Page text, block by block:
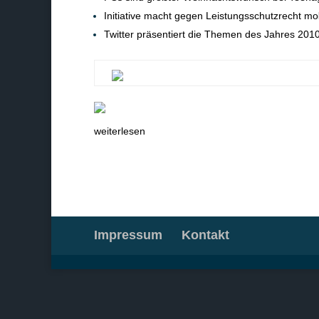
Initiative macht gegen Leistungsschutzrecht
Twitter präsentiert die Themen des Jahres
weiterlesen
Impressum Kontakt